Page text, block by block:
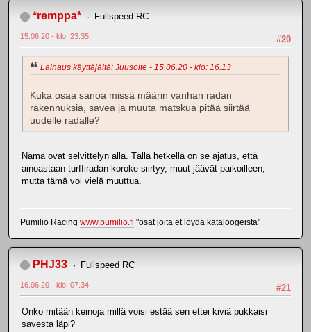
*remppa* Fullspeed RC
#20
15.06.20 - klo: 23.35
Lainaus käyttäjältä: Juusoite - 15.06.20 - klo: 16.13
Kuka osaa sanoa missä määrin vanhan radan
rakennuksia, savea ja muuta matskua pitää siirtää
uudelle radalle?
Nämä ovat selvittelyn alla. Tällä hetkellä on se ajatus, että
ainoastaan turffiradan koroke siirtyy, muut jäävät paikoilleen,
mutta tämä voi vielä muuttua.
Pumilio Racing www.pumilio.fi "osat joita et löydä kataloogeista"
PHJ33 Fullspeed RC
#21
16.06.20 - klo: 07.34
Onko mitään keinoja millä voisi estää sen ettei kiviä pukkaisi
savesta läpi?